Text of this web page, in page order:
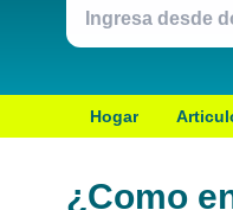
Hogar
¿Como